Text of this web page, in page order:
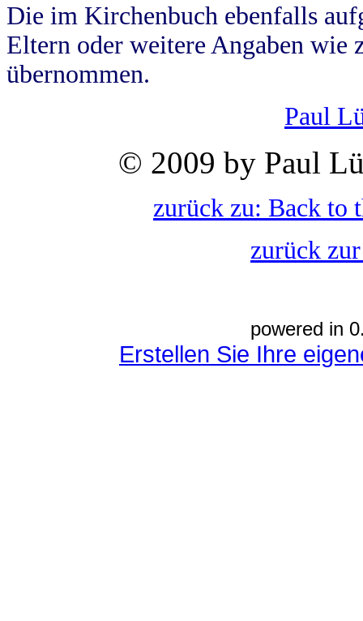
Die im Kirchenbuch ebenfalls
Eltern oder weitere Angaben wie
übernommen.
Paul
© 2009 by Paul
zurück zu: Back to
zurück
powered in
Erstellen Sie Ihre